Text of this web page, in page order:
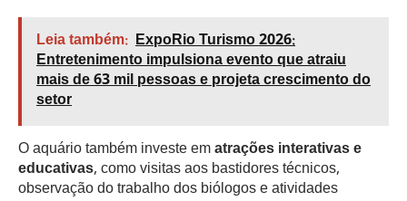
Leia também: ExpoRio Turismo 2026:
Entretenimento impulsiona evento que atraiu
mais de 63 mil pessoas e projeta crescimento do
setor
O aquário também investe ematrações interativas e
educativas, como visitas aos bastidores técnicos,
observação do trabalho dos biólogos e atividades